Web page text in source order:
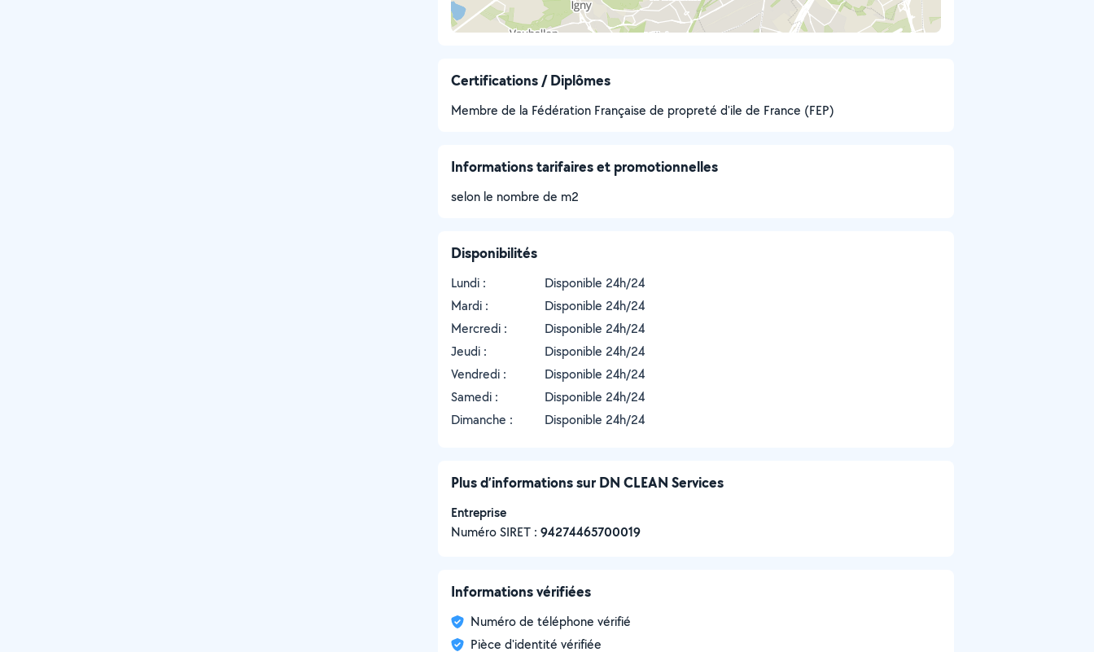
Certifications / Diplômes
Membre de la Fédération Française de propreté d'ile de France (FEP)
Informations tarifaires et promotionnelles
selon le nombre de m2
Disponibilités
Lundi :
Disponible 24h/24
Mardi :
Disponible 24h/24
Mercredi :
Disponible 24h/24
Jeudi :
Disponible 24h/24
Vendredi :
Disponible 24h/24
Samedi :
Disponible 24h/24
Dimanche :
Disponible 24h/24
Plus d’informations sur DN CLEAN Services
Entreprise
Numéro SIRET : ‍94274465700019
Informations vérifiées
Numéro de téléphone vérifié
Pièce d'identité vérifiée